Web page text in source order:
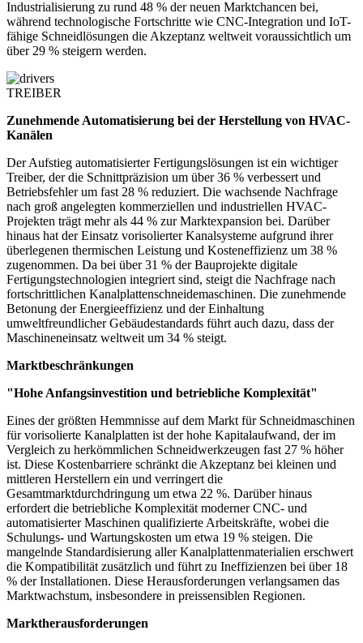
Industrialisierung zu rund 48 % der neuen Marktchancen bei,
während technologische Fortschritte wie CNC-Integration und IoT-
fähige Schneidlösungen die Akzeptanz weltweit voraussichtlich um
über 29 % steigern werden.
TREIBER
Zunehmende Automatisierung bei der Herstellung von HVAC-
Kanälen
Der Aufstieg automatisierter Fertigungslösungen ist ein wichtiger
Treiber, der die Schnittpräzision um über 36 % verbessert und
Betriebsfehler um fast 28 % reduziert. Die wachsende Nachfrage
nach groß angelegten kommerziellen und industriellen HVAC-
Projekten trägt mehr als 44 % zur Marktexpansion bei. Darüber
hinaus hat der Einsatz vorisolierter Kanalsysteme aufgrund ihrer
überlegenen thermischen Leistung und Kosteneffizienz um 38 %
zugenommen. Da bei über 31 % der Bauprojekte digitale
Fertigungstechnologien integriert sind, steigt die Nachfrage nach
fortschrittlichen Kanalplattenschneidemaschinen. Die zunehmende
Betonung der Energieeffizienz und der Einhaltung
umweltfreundlicher Gebäudestandards führt auch dazu, dass der
Maschineneinsatz weltweit um 34 % steigt.
Marktbeschränkungen
"Hohe Anfangsinvestition und betriebliche Komplexität"
Eines der größten Hemmnisse auf dem Markt für Schneidmaschinen
für vorisolierte Kanalplatten ist der hohe Kapitalaufwand, der im
Vergleich zu herkömmlichen Schneidwerkzeugen fast 27 % höher
ist. Diese Kostenbarriere schränkt die Akzeptanz bei kleinen und
mittleren Herstellern ein und verringert die
Gesamtmarktdurchdringung um etwa 22 %. Darüber hinaus
erfordert die betriebliche Komplexität moderner CNC- und
automatisierter Maschinen qualifizierte Arbeitskräfte, wobei die
Schulungs- und Wartungskosten um etwa 19 % steigen. Die
mangelnde Standardisierung aller Kanalplattenmaterialien erschwert
die Kompatibilität zusätzlich und führt zu Ineffizienzen bei über 18
% der Installationen. Diese Herausforderungen verlangsamen das
Marktwachstum, insbesondere in preissensiblen Regionen.
Marktherausforderungen